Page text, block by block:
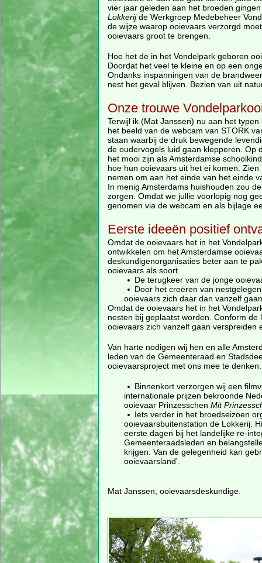
vier jaar geleden aan het broeden
Lokkerijde Werkgroep Medebeheer
de wijze waarop ooievaars verzorgd
ooievaars groot te brengen.
Hoe het de in het Vondelpark geboren
Doordat het veel te kleine en op een
Ondanks inspanningen van de
nest het geval blijven. Bezien van uit
Onze trouwe
Terwijl ik (Mat Janssen) nu aan het
het beeld van de webcam van STORK
staan waarbij de druk bewegende
de oudervogels luid gaan klepperen. Op
het mooi zijn als Amsterdamse
hoe hun ooievaars uit het ei komen.
nemen om aan het einde van het einde
In menig Amsterdams huishouden zou
zorgen. Omdat we jullie voorlopig nog
genomen via de webcam en als bijlage
Eerste ideeën positief
Omdat de ooievaars het in het
ontwikkelen om het Amsterdamse
deskundigenorganisaties beter aan te
ooievaars als soort.
De terugkeer van de jonge
Door het creëren van
ooievaars zich daar dan vanzelf
Omdat de ooievaars het in het
nesten bij geplaatst worden. Conform
ooievaars zich vanzelf gaan verspreiden
Van harte nodigen wij hen en alle
leden van de Gemeenteraad en
ooievaarsproject met ons mee te denken.
Binnenkort verzorgen wij een
internationale prijzen bekroonde
ooievaar PrinzesschenMit
Iets verder in het broedseizoen
ooievaarsbuitenstation de Lokkerij.
eerste dagen bij het landelijke re-
Gemeenteraadsleden en
krijgen. Van de gelegenheid kan
ooievaarsland'.
Mat Janssen, ooievaarsdeskundige.